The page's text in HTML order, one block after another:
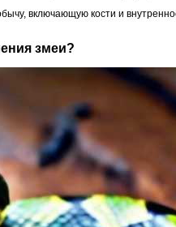
включающую кости и
змеи?